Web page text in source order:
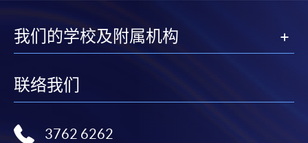
我们的学校及附属机构
联络我们
3762 6262